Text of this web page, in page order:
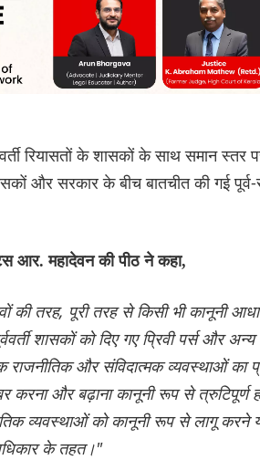
रियासतों के शासकों के साथ
और सरकार के बीच बातचीत की गई
आर. महादेवन की पीठ ने कहा,
की तरह, पूरी तरह से किसी भी कानूनी
शासकों को दिए गए प्रिवी पर्स और
राजनीतिक और संविदात्मक व्यवस्थाओं का
करना और बढ़ाना कानूनी रूप से त्रुटिपूर्ण
व्यवस्थाओं को कानूनी रूप से लागू करने
के तहत।"